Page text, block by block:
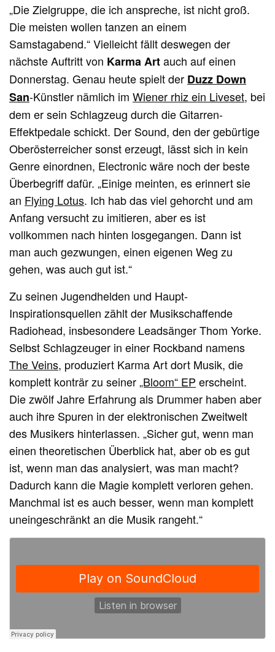
„Die Zielgruppe, die ich anspreche, ist nicht groß.
Die meisten wollen tanzen an einem
Samstagabend.“ Vielleicht fällt deswegen der
nächste Auftritt von Karma Artauch auf einen
Donnerstag. Genau heute spielt der Duzz Down
San-Künstler nämlich imWiener rhiz ein Liveset, bei
dem er sein Schlagzeug durch die Gitarren-
Effektpedale schickt. Der Sound, den der gebürtige
Oberösterreicher sonst erzeugt, lässt sich in kein
Genre einordnen, Electronic wäre noch der beste
Überbegriff dafür. „Einige meinten, es erinnert sie
an Flying Lotus. Ich hab das viel gehorcht und am
Anfang versucht zu imitieren, aber es ist
vollkommen nach hinten losgegangen. Dann ist
man auch gezwungen, einen eigenen Weg zu
gehen, was auch gut ist.“
Zu seinen Jugendhelden und Haupt-
Inspirationsquellen zählt der Musikschaffende
Radiohead, insbesondere Leadsänger Thom Yorke.
Selbst Schlagzeuger in einer Rockband namens
The Veins, produziert Karma Art dort Musik, die
komplett konträr zu seiner„Bloom“ EP erscheint.
Die zwölf Jahre Erfahrung als Drummer haben aber
auch ihre Spuren in der elektronischen Zweitwelt
des Musikers hinterlassen. „Sicher gut, wenn man
einen theoretischen Überblick hat, aber ob es gut
ist, wenn man das analysiert, was man macht?
Dadurch kann die Magie komplett verloren gehen.
Manchmal ist es auch besser, wenn man komplett
uneingeschränkt an die Musik rangeht.“